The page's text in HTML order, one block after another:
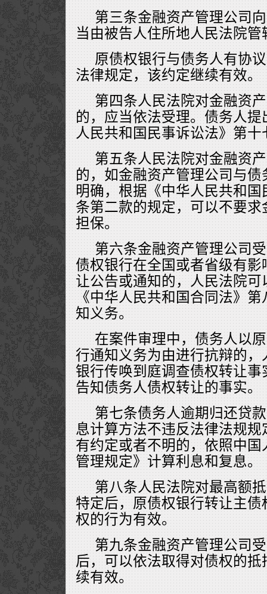
第三条金融资产管理公司
当由被告人住所地人民法院管
原债权银行与债务人有协
法律规定，该约定继续有效。
第四条人民法院对金融资
的，应当依法受理。债务人
人民共和国民事诉讼法》第
第五条人民法院对金融资
的，如金融资产管理公司与
明确，根据《中华人民共和
条第二款的规定，可以不要
担保。
第六条金融资产管理公司
债权银行在全国或者省级有
让公告或通知的，人民法院
《中华人民共和国合同法》
知义务。
在案件审理中，债务人以
行通知义务为由进行抗辩的
银行传唤到庭调查债权转让
告知债务人债权转让的事实。
第七条债务人逾期归还贷
息计算方法不违反法律法规
有约定或者不明的，依照中
管理规定》计算利息和复息。
第八条人民法院对最高额
特定后，原债权银行转让主
权的行为有效。
第九条金融资产管理公司
后，可以依法取得对债权的
续有效。